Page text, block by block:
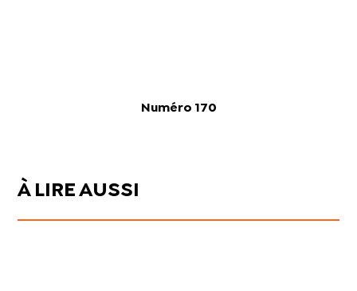
Numéro 170
À LIRE AUSSI